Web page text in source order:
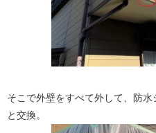
そこで外壁をすべて外して、防
と交換。